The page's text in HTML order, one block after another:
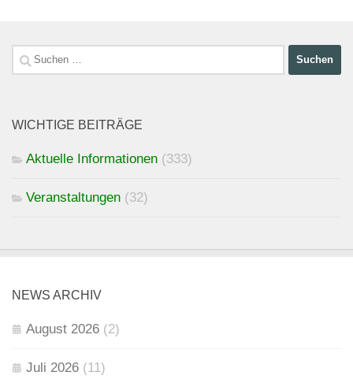
Suchen
nach:
WICHTIGE BEITRÄGE
Aktuelle Informationen (333)
Veranstaltungen (32)
NEWS ARCHIV
August 2026 (2)
Juli 2026 (11)